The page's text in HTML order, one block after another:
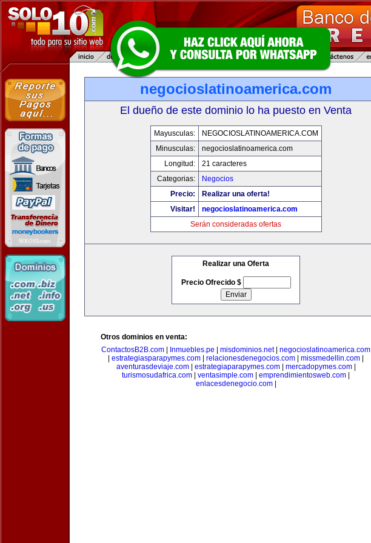
negocioslatinoamerica.com
El dueño de este dominio lo ha puesto en Venta
Mayusculas:
NEGOCIOSLATINOAMERICA.COM
Minusculas:
negocioslatinoamerica.com
Longitud:
21 caracteres
Categorias:
Negocios
Precio:
Realizar una oferta!
Visitar!
negocioslatinoamerica.com
Serán consideradas ofertas
Realizar una Oferta
Precio Ofrecido $
Otros dominios en venta:
ContactosB2B.com
Inmuebles.pe misdominios.net| negocioslatinoamerica.com
estrategiasparapymes.com relacionesdenegocios.com missmedellin.com
aventurasdeviaje.com| estrategiaparapymes.com| mercadopymes.com|
turismosudafrica.com
ventasimple.com emprendimientosweb.com
enlacesdenegocio.com|